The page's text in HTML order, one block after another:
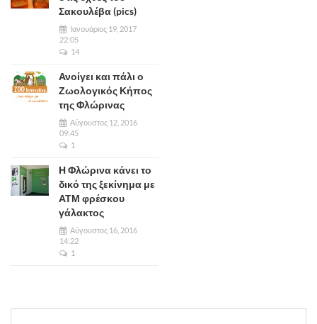
Σακουλέβα (pics)
Ιανουάριος 19, 2017
22:05
14
Ανοίγει και πάλι ο
Ζωολογικός Κήπος
της Φλώρινας
Αύγουστος 12, 2016
09:45
1
Η Φλώρινα κάνει το
δικό της ξεκίνημα με
ΑΤΜ φρέσκου
γάλακτος
Αύγουστος 16, 2016
14:22
1